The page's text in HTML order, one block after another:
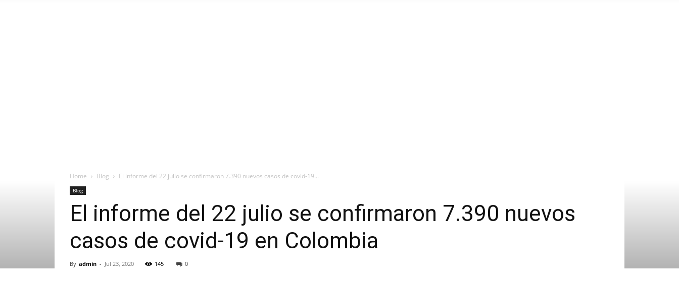
Home Blog El informe del 22 julio se confirmaron 7.390 nuevos casos de covid-19...
Blog
El informe del 22 julio se confirmaron 7.390 nuevos
casos de covid-19 en Colombia
By admin - Jul 23, 2020 145 0